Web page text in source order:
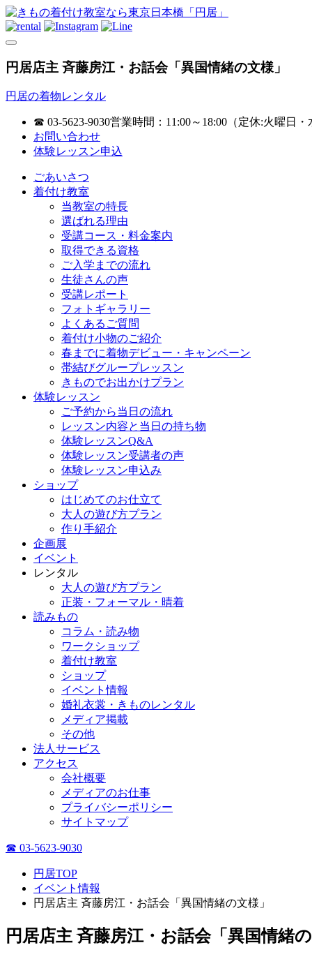
円居店主 斉藤房江・お話会「異国情緒の文様」
円居の着物レンタル
☎ 03-5623-9030営業時間：11:00～18:00（定休:火曜日・
お問い合わせ
体験レッスン申込
ごあいさつ
着付け教室
当教室の特長
選ばれる理由
受講コース・料金案内
取得できる資格
ご入学までの流れ
生徒さんの声
受講レポート
フォトギャラリー
よくあるご質問
着付け小物のご紹介
春までに着物デビュー・キャンペーン
帯結びグループレッスン
きものでお出かけプラン
体験レッスン
ご予約から当日の流れ
レッスン内容と当日の持ち物
体験レッスンQ&A
体験レッスン受講者の声
体験レッスン申込み
ショップ
はじめてのお仕立て
大人の遊び方プラン
作り手紹介
企画展
イベント
レンタル
大人の遊び方プラン
正装・フォーマル・晴着
読みもの
コラム・読み物
ワークショップ
着付け教室
ショップ
イベント情報
婚礼衣裳・きものレンタル
メディア掲載
その他
法人サービス
アクセス
会社概要
メディアのお仕事
プライバシーポリシー
サイトマップ
☎ 03-5623-9030
円居TOP
イベント情報
円居店主 斉藤房江・お話会「異国情緒の文様」
円居店主 斉藤房江・お話会「異国情緒